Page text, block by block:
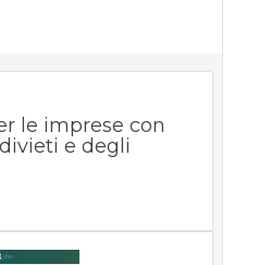
le imprese con
e degli